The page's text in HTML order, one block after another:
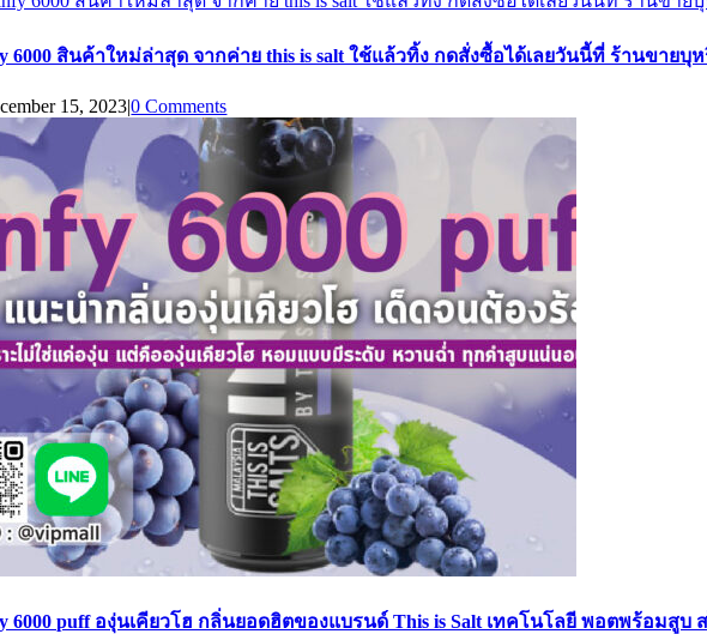
6000 สินค้าใหม่ล่าสุด จากค่าย this is salt ใช้แล้วทิ้ง กดสั่งซื้อได้เลยวันนี้ที่ ร้านขายบุ
15, 2023|0 Comments
6000 puff องุ่นเคียวโฮ กลิ่นยอดฮิตของแบรนด์ This is Salt เทคโนโลยี พอตพร้อมสูบ